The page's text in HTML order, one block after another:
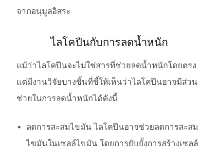
จากอนุมูลอิสระ
ไลโคปีนกับการลดน้ำหนัก
แม้ว่าไลโคปีนจะไม่ใช่สารที่ช่วยลดน้ำหนักโดยตรง
แต่มีงานวิจัยบางชิ้นที่ชี้ให้เห็นว่าไลโคปีนอาจมีส่วน
ช่วยในการลดน้ำหนักได้ดังนี้
ลดการสะสมไขมัน ไลโคปีนอาจช่วยลดการสะสม
ไขมันในเซลล์ไขมัน โดยการยับยั้งการสร้างเซลล์